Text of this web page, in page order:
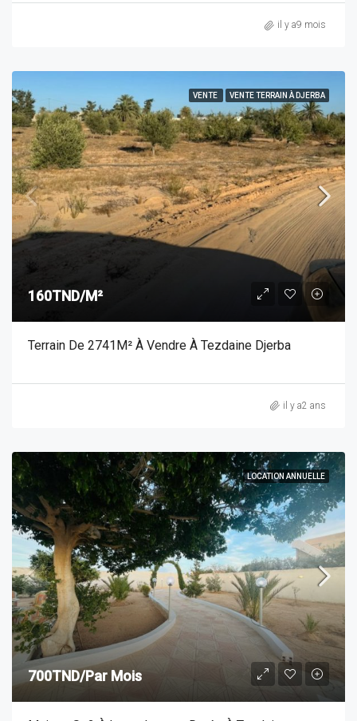
il y a9 mois
VENTE VENTE TERRAIN À DJERBA
160TND/M²
Terrain De 2741M² À Vendre À Tezdaine Djerba
il y a2 ans
LOCATION ANNUELLE
700TND/Par Mois